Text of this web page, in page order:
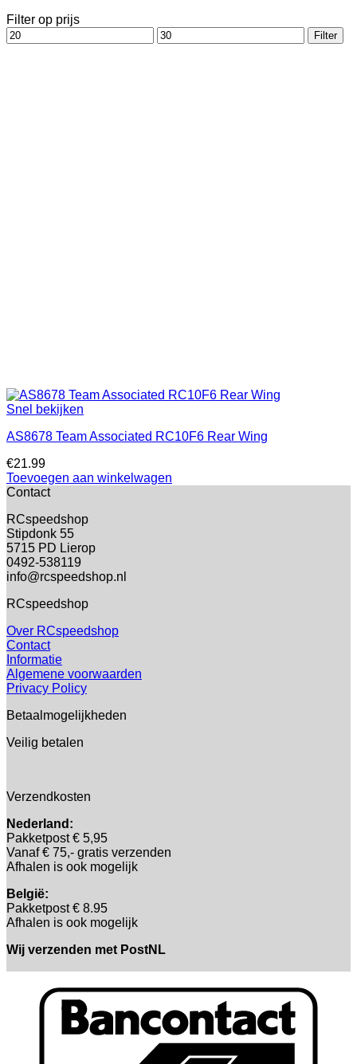
Filter op prijs
Min.
prijs
Max.
prijs
Filter
Snel bekijken
AS8678 Team Associated RC10F6 Rear Wing
€21.99
Toevoegen aan winkelwagen
Contact
RCspeedshop
Stipdonk 55
5715 PD Lierop
0492-538119
info@rcspeedshop.nl
RCspeedshop
Over RCspeedshop
Contact
Informatie
Algemene voorwaarden
Privacy Policy
Betaalmogelijkheden
Veilig betalen
Verzendkosten
Nederland:
Pakketpost € 5,95
Vanaf € 75,- gratis verzenden
Afhalen is ook mogelijk
België:
Pakketpost € 8.95
Afhalen is ook mogelijk
Wij verzenden met PostNL